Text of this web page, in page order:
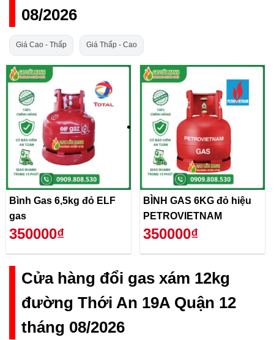
08/2026
Giá Cao - Thấp Giá Thấp - Cao
Bình Gas 6,5kg đỏ ELF
gas
350000₫
BÌNH GAS 6KG đỏ hiệu
PETROVIETNAM
350000₫
Cửa hàng đổi gas xám 12kg
đường Thới An 19A Quận 12
tháng 08/2026